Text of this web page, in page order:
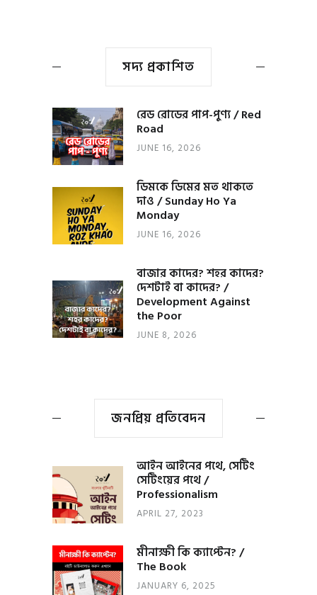
সদ্য প্রকাশিত
রেড রোডের পাপ-পুণ্য / Red
Road
JUNE 16, 2026
ডিমকে ডিমের মত থাকতে
দাও / Sunday Ho Ya
Monday
JUNE 16, 2026
বাজার কাদের? শহর কাদের?
দেশটাই বা কাদের? /
Development Against
the Poor
JUNE 8, 2026
জনপ্রিয় প্রতিবেদন
আইন আইনের পথে, সেটিং
সেটিংয়ের পথে /
Professionalism
APRIL 27, 2023
মীনাক্ষী কি ক্যাপ্টেন? /
The Book
JANUARY 6, 2025